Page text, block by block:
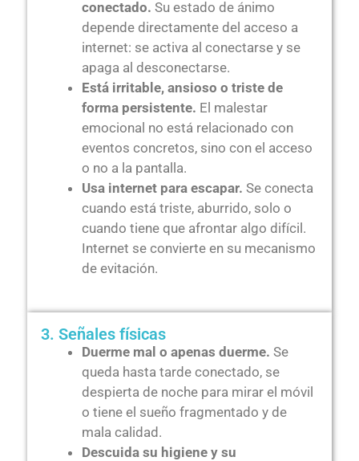
conectado. Su estado de ánimo
depende directamente del acceso a
internet: se activa al conectarse y se
apaga al desconectarse.
Está irritable, ansioso o triste de
forma persistente. El malestar
emocional no está relacionado con
eventos concretos, sino con el acceso
o no a la pantalla.
Usa internet para escapar. Se conecta
cuando está triste, aburrido, solo o
cuando tiene que afrontar algo difícil.
Internet se convierte en su mecanismo
de evitación.
3. Señales físicas
Duerme mal o apenas duerme. Se
queda hasta tarde conectado, se
despierta de noche para mirar el móvil
o tiene el sueño fragmentado y de
mala calidad.
Descuida su higiene y su